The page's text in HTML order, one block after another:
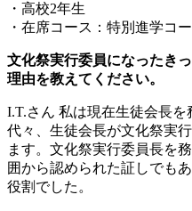
・高校2年生
・在席コース：特別進学コ
文化祭実行委員になったき
理由を教えてください。
I.T.さん 私は現在生徒会長を
代々、生徒会長が文化祭実
ます。文化祭実行委員長を
囲から認められた証しでも
役割でした。